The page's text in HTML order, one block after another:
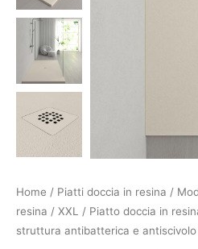
Home / Piatti doccia in resina /
resina / XXL / Piatto doccia in
struttura antibatterica e antiscivolo
Piatto
doccia
in